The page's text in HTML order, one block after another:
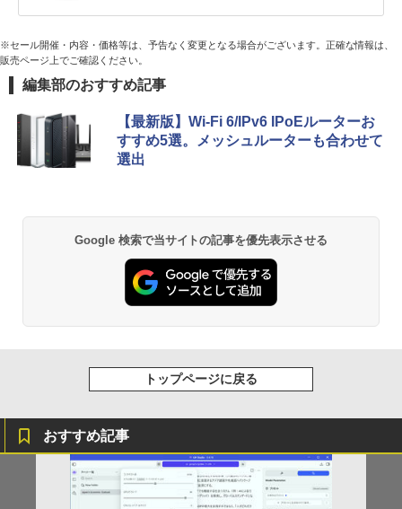
※セール開催・内容・価格等は、予告なく変更となる場合がございます。正確な情報は、
販売ページ上でご確認ください。
編集部のおすすめ記事
【最新版】Wi-Fi 6/IPv6 IPoEルーターお
すすめ5選。メッシュルーターも合わせて
選出
Google 検索で当サイトの記事を優先表示させる
トップページに戻る
おすすめ記事